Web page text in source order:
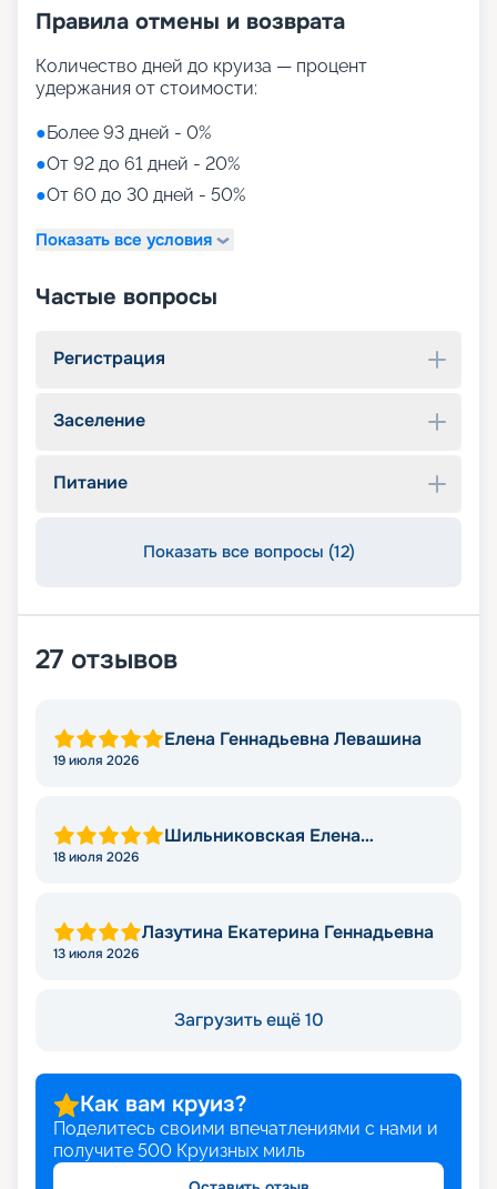
Правила отмены и возврата
Количество дней до круиза — процент
удержания от стоимости:
●Более 93 дней - 0%
●От 92 до 61 дней - 20%
●От 60 до 30 дней - 50%
Показать все условия
Частые вопросы
Регистрация
Заселение
Питание
Показать все вопросы (12)
27 отзывов
Елена Геннадьевна Левашина
19 июля 2026
Шильниковская Елена
18 июля 2026
Лазутина Екатерина Геннадьевна
13 июля 2026
Загрузить ещё 10
Как вам круиз?
Поделитесь своими впечатлениями с нами и
получите 500 Круизных миль